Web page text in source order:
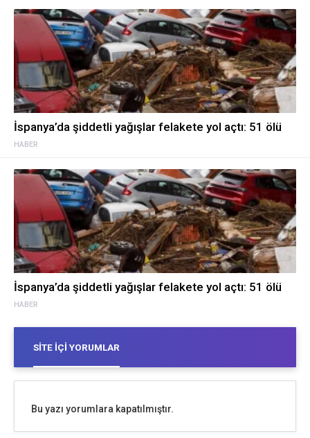
HABER
İspanya’da şiddetli yağışlar felakete yol açtı: 51 ölü
HABER
İspanya’da şiddetli yağışlar felakete yol açtı: 51 ölü
SITE İÇI YORUMLAR
Bu yazı yorumlara kapatılmıştır.